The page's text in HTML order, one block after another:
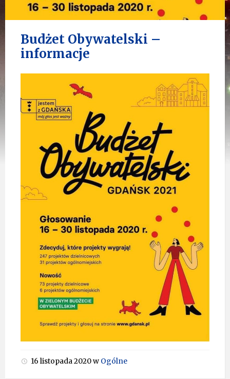
Budżet Obywatelski –
informacje
16 listopada 2020w Ogólne